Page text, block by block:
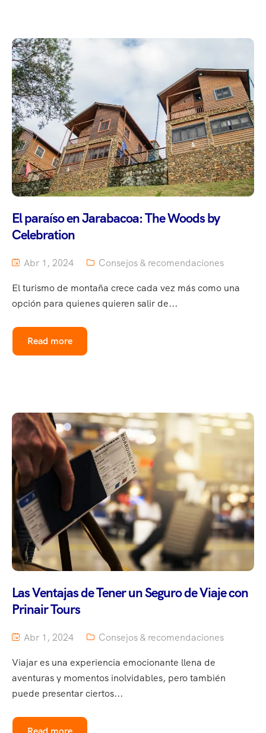
El paraíso en Jarabacoa: The Woods by
Celebration
Abr 1, 2024
Consejos & recomendaciones
El turismo de montaña crece cada vez más como una
opción para quienes quieren salir de...
Read more
Las Ventajas de Tener un Seguro de Viaje con
Prinair Tours
Abr 1, 2024
Consejos & recomendaciones
Viajar es una experiencia emocionante llena de
aventuras y momentos inolvidables, pero también
puede presentar ciertos...